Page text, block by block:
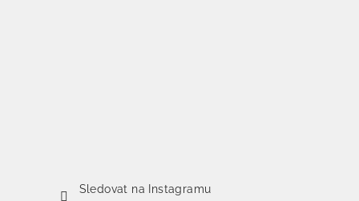
Sledovat na Instagramu